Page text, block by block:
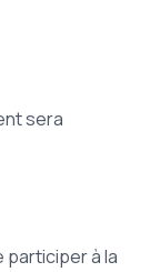
sera
participer à la